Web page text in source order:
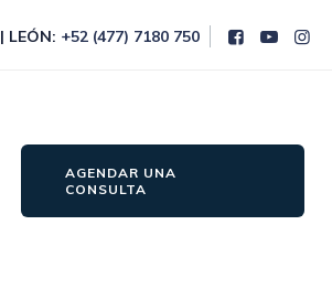
| LEÓN: +52 (477) 7180 750
AGENDAR UNA
CONSULTA